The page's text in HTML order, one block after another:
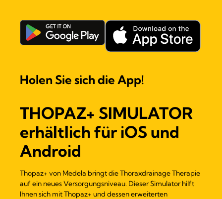
Holen Sie sich die App!
THOPAZ+ SIMULATOR
erhältlich für iOS und
Android
Thopaz+ von Medela bringt die Thoraxdrainage Therapie
auf ein neues Versorgungsniveau. Dieser Simulator hilft
Ihnen sich mit Thopaz+ und dessen erweiterten